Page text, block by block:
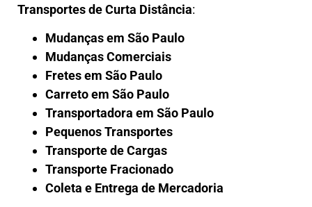
Transportes de Curta Distância:
Mudanças em São Paulo
Mudanças Comerciais
Fretes em São Paulo
Carreto em São Paulo
Transportadora em São Paulo
Pequenos Transportes
Transporte de Cargas
Transporte Fracionado
Coleta e Entrega de Mercadoria